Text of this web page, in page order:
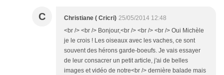
C Christiane ( Cricri) 25/05/2014 12:48
<br /> <br /> Bonjour,<br /> <br /> <br /> Oui Michèle
je le crois ! Les oiseaux avec les vaches, ce sont
souvent des hérons garde-boeufs. Je vais essayer
de leur consacrer un petit article, j'ai de belles
images et vidéo de notre<br /> dernière balade mais